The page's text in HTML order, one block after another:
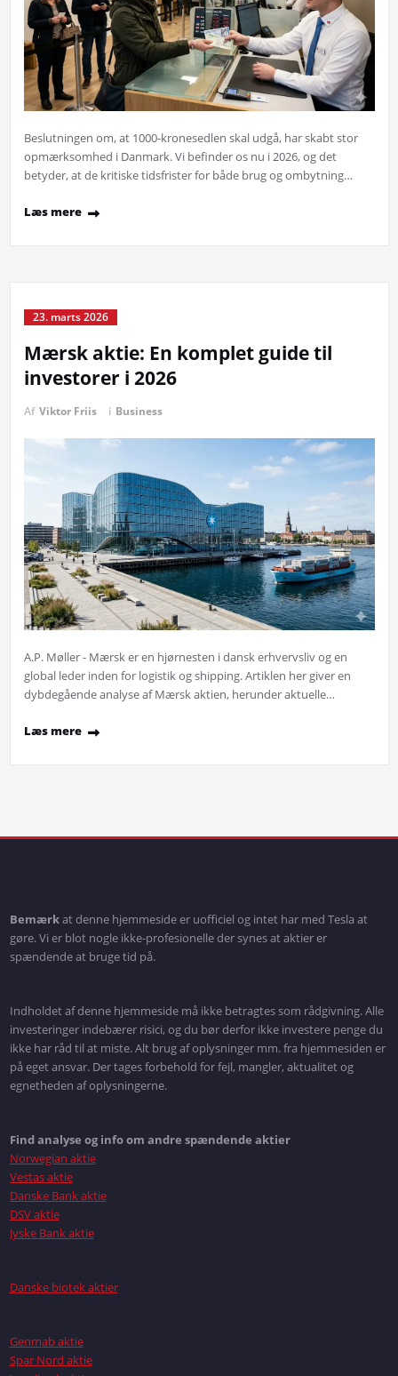
Beslutningen om, at 1000-kronesedlen skal udgå, har skabt stor
opmærksomhed i Danmark. Vi befinder os nu i 2026, og det
betyder, at de kritiske tidsfrister for både brug og ombytning…
Læs mere
23. marts 2026
Mærsk aktie: En komplet guide til
investorer i 2026
Af Viktor Friis i Business
A.P. Møller - Mærsk er en hjørnesten i dansk erhvervsliv og en
global leder inden for logistik og shipping. Artiklen her giver en
dybdegående analyse af Mærsk aktien, herunder aktuelle…
Læs mere
Bemærkat denne hjemmeside er uofficiel og intet har med Tesla at
gøre. Vi er blot nogle ikke-profesionelle der synes at aktier er
spændende at bruge tid på.
Indholdet af denne hjemmeside må ikke betragtes som rådgivning. Alle
investeringer indebærer risici, og du bør derfor ikke investere penge du
ikke har råd til at miste. Alt brug af oplysninger mm. fra hjemmesiden er
på eget ansvar. Der tages forbehold for fejl, mangler, aktualitet og
egnetheden af oplysningerne.
Find analyse og info om andre spændende aktier
Norwegian aktie
Vestas aktie
Danske Bank aktie
DSV aktie
Jyske Bank aktie
Danske biotek aktier
Genmab aktie
Spar Nord aktie